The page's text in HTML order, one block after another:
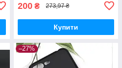
200 ₴ 273,97 ₴
Купити
–27%